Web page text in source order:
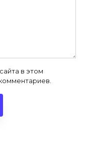
в этом